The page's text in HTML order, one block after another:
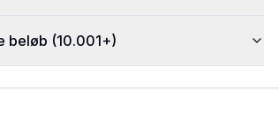
beløb (10.001+)